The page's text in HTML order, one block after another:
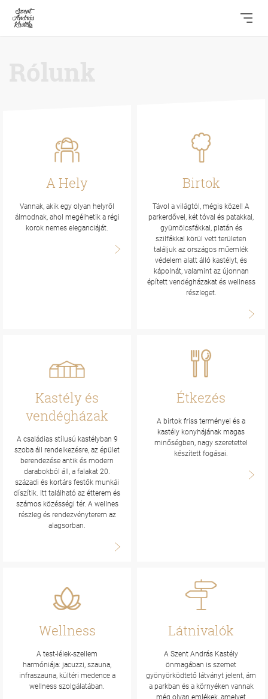
A Hely
Vannak, akik egy olyan helyről
álmodnak, ahol megélhetik a régi
korok nemes eleganciáját.
Birtok
Távol a világtól, mégis közel! A
parkerdővel, két tóval és patakkal,
gyümölcsfákkal, platán és
szilfákkal körül vett területen
találjuk az országos műemlék
védelem alatt álló kastélyt, és
kápolnát, valamint az újonnan
épített vendégházakat és wellness
részleget.
Kastély és
vendégházak
A családias stílusú kastélyban 9
szoba áll rendelkezésre, az épület
berendezése antik és modern
darabokból áll, a falakat 20.
századi és kortárs festők munkái
díszítik. Itt található az étterem és
számos közésségi tér. A wellnes
részleg és rendezvényterem az
alagsorban.
Étkezés
A birtok friss terményei és a
kastély konyhájának magas
minőségben, nagy szeretettel
készített fogásai.
Wellness
A test-lélek-szellem
harmóniája: jacuzzi, szauna,
infraszauna, kültéri medence a
wellness szolgálatában.
Látnivalók
A Szent András Kastély
önmagában is szemet
gyönyörködtető látványt jelent, ám
a parkban és a környéken vannak
még olyan emlékek, amelyet